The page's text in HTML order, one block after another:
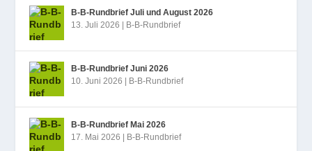
B‑B-Rundbrief Juli und August 2026
13. Juli 2026
B-B-Rundbrief
B‑B-Rundbrief Juni 2026
10. Juni 2026
B-B-Rundbrief
B‑B-Rundbrief Mai 2026
17. Mai 2026
B-B-Rundbrief